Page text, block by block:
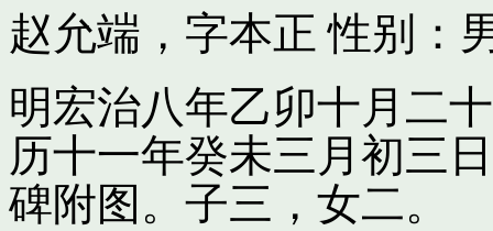
赵允端，字本正 性别：
明宏治八年乙卯十月二
历十一年癸未三月初三
碑附图。子三，女二。